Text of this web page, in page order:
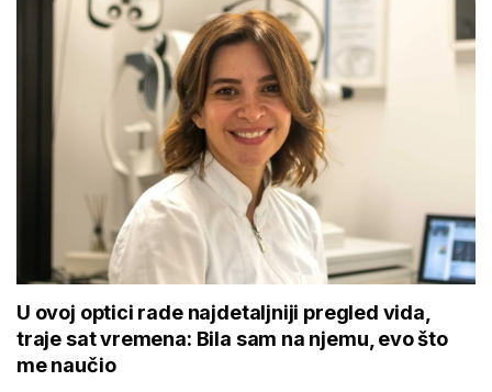
U ovoj optici rade najdetaljniji pregled vida,
traje sat vremena: Bila sam na njemu, evo što
me naučio